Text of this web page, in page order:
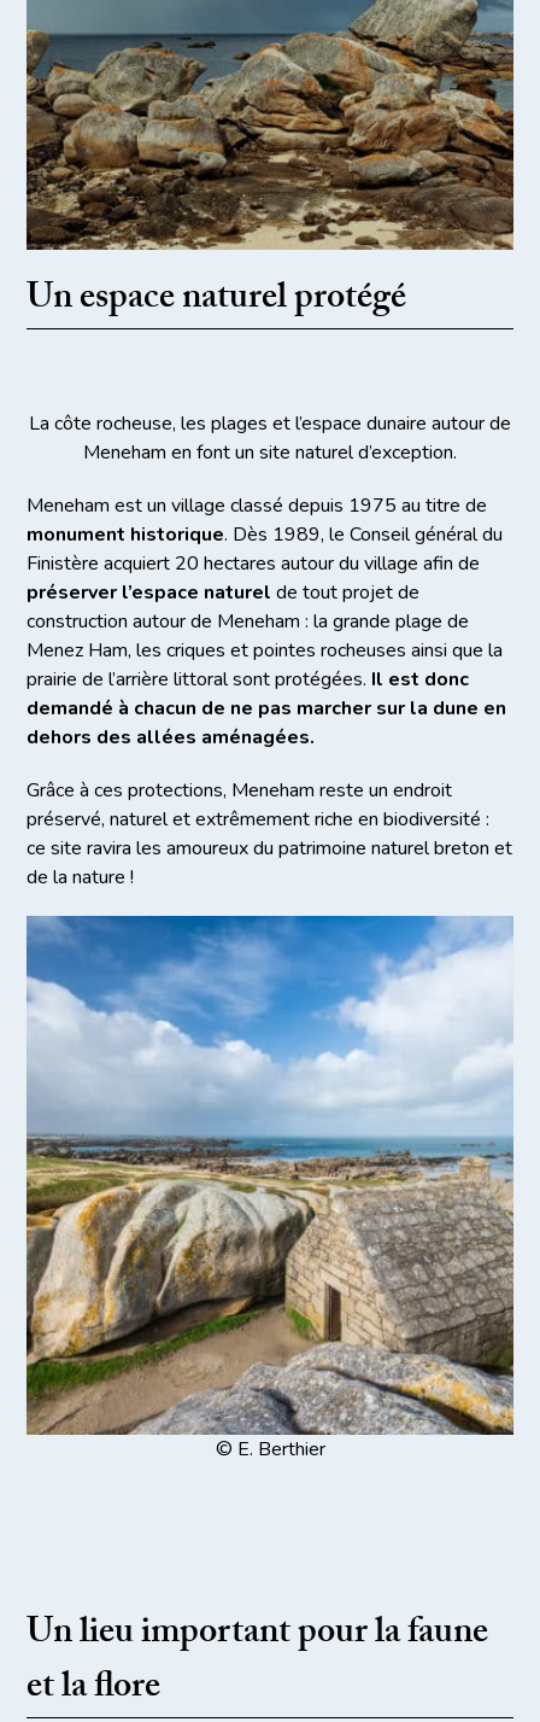
Un espace naturel protégé
La côte rocheuse, les plages et l’espace dunaire autour de
Meneham en font un site naturel d’exception.
Meneham est un village classé depuis 1975 au titre de
monument historique. Dès 1989, le Conseil général du
Finistère acquiert 20 hectares autour du village afin de
préserver l’espace naturel de tout projet de
construction autour de Meneham : la grande plage de
Menez Ham, les criques et pointes rocheuses ainsi que la
prairie de l’arrière littoral sont protégées. Il est donc
demandé à chacun de ne pas marcher sur la dune en
dehors des allées aménagées.
Grâce à ces protections, Meneham reste un endroit
préservé, naturel et extrêmement riche en biodiversité :
ce site ravira les amoureux du patrimoine naturel breton et
de la nature !
© E. Berthier
Un lieu important pour la faune
et la flore